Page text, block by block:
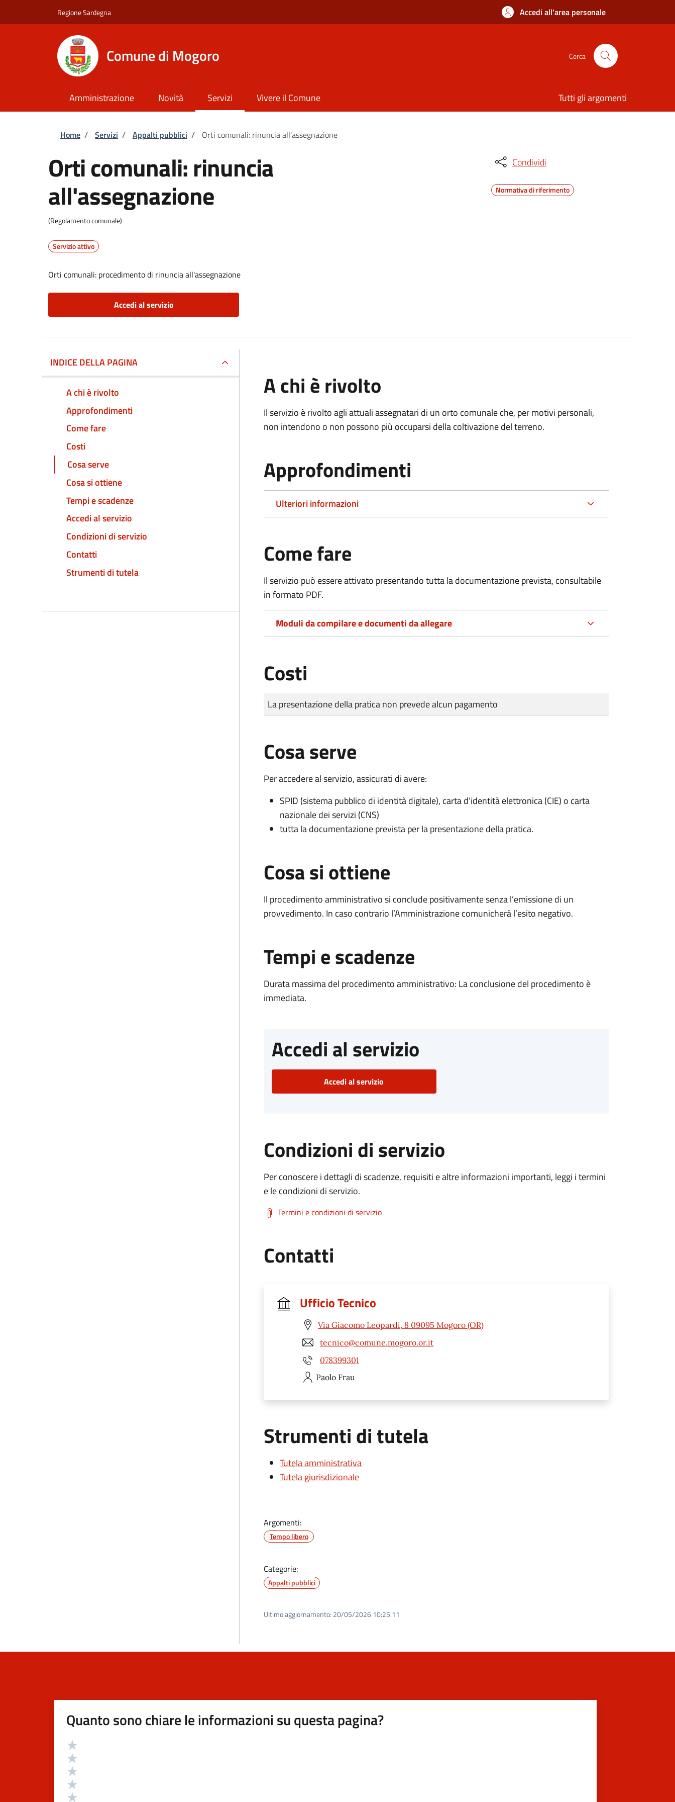
Regione Sardegna Accedi all'area personale
Comune di Mogoro Cerca
Amministrazione Novità Servizi Vivere il Comune Tutti gli argomenti
Briciole di pane
Home / Servizi / Appalti pubblici / Orti comunali: rinuncia all'assegnazione
Orti comunali: rinuncia
all'assegnazione
(Regolamento comunale)
Servizio attivo
Orti comunali: procedimento di rinuncia all'assegnazione
Accedi al servizio
Condividi
Normativa di riferimento
INDICE DELLA PAGINA
A chi è rivolto
Approfondimenti
Come fare
Costi
Cosa serve
Cosa si ottiene
Tempi e scadenze
Accedi al servizio
Condizioni di servizio
Contatti
Strumenti di tutela
A chi è rivolto
Il servizio è rivolto agli attuali assegnatari di un orto comunale che, per motivi personali,
non intendono o non possono più occuparsi della coltivazione del terreno.
Approfondimenti
Ulteriori informazioni
Come fare
Il servizio può essere attivato presentando tutta la documentazione prevista, consultabile
in formato PDF.
Moduli da compilare e documenti da allegare
Costi
Tipo di pagamento
Importo
La presentazione della pratica non prevede alcun pagamento
Cosa serve
Per accedere al servizio, assicurati di avere:
SPID (sistema pubblico di identità digitale), carta d’identità elettronica (CIE) o carta
nazionale dei servizi (CNS)
tutta la documentazione prevista per la presentazione della pratica.
Cosa si ottiene
Il procedimento amministrativo si conclude positivamente senza l’emissione di un
provvedimento. In caso contrario l’Amministrazione comunicherà l’esito negativo.
Tempi e scadenze
Durata massima del procedimento amministrativo: La conclusione del procedimento è
immediata.
Accedi al servizio
Accedi al servizio
Condizioni di servizio
Per conoscere i dettagli di scadenze, requisiti e altre informazioni importanti, leggi i termini
e le condizioni di servizio.
Termini e condizioni di servizio
Contatti
Ufficio Tecnico
Via Giacomo Leopardi, 8 09095 Mogoro (OR)
tecnico@comune.mogoro.or.it
078399301
Paolo Frau
Strumenti di tutela
Tutela amministrativa
Tutela giurisdizionale
Argomenti:
Tempo libero
Categorie:
Appalti pubblici
Ultimo aggiornamento: 20/05/2026 10:25.11
Quanto sono chiare le informazioni su questa pagina?
Valutazione